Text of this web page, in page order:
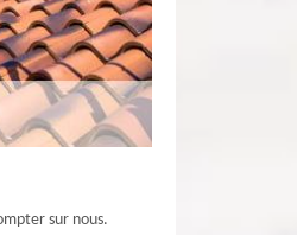
sur nous.